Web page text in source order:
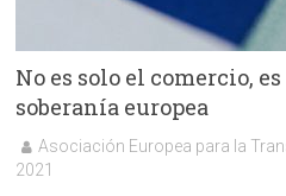
No es solo el comercio,
soberanía europea
Asociación Europea para la
2021